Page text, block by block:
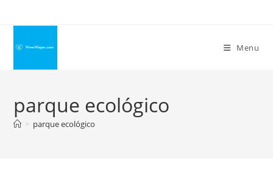
conteúdo
Menu
parque ecológico
> parque ecológico